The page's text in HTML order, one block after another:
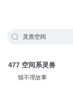
灵质空间
477 空间系灵兽
猫不理故事